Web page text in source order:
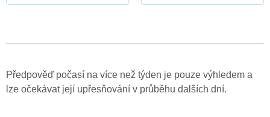
Předpověď počasí na více než týden je pouze výhledem a
lze očekávat její upřesňování v průběhu dalších dní.